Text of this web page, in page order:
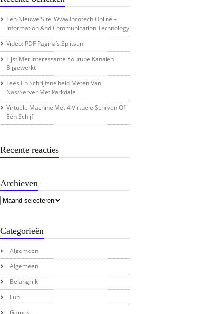
Een Nieuwe Site: Www.incotech.online –
Information And Communication Technology
Video: PDF Pagina’s Splitsen
Lijst Met Interessante Youtube Kanalen
Bijgewerkt
Lees En Schrijfsnelheid Meten Van
Nas/server Met Parkdale
Virtuele Machine Met 4 Virtuele Schijven Of
Één Schijf
Recente reacties
Archieven
Categorieën
Algemeen
Algemeen
Belangrijk
Fun
Games